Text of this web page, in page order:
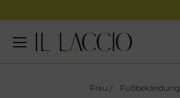
Frau / Fußbekleidung